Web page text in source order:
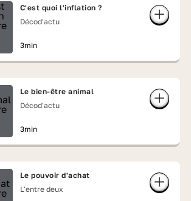
C'est quoi l'inflation ?
Décod'actu
3min
Le bien-être animal
Décod'actu
3min
Le pouvoir d'achat
L'entre deux